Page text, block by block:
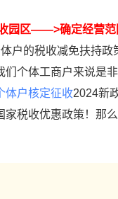
园区——>确定经营
户的税收减免扶持
个体工商户来说是
体户核定征收2024新
税收优惠政策！那